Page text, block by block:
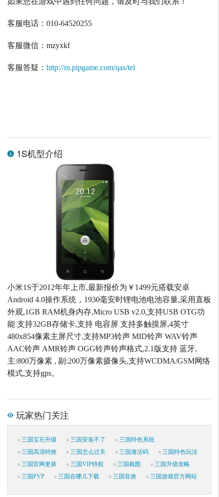
客服电话： 010-64520255
客服微信： mzyxkf
客服答疑： http://m.pipgame.com/qas/tel
1S机型介绍
小米1S于2012年年上市,最新报价为￥1499元搭载安卓
Android 4.0操作系统，1930毫安时锂电池电池容量,采用直板
外观,1GB RAM机身内存,Micro USB v2.0,支持USB OTG功
能 支持32GB存储卡,支持 电容屏 支持多触摸屏,4英寸
480x854像素主屏尺寸,支持MP3铃声 MID铃声 WAV铃声
AAC铃声 AMR铃声 OGG铃声铃声格式,2.1版支持 蓝牙,
主:800万像素 , 副:200万像素摄像头,支持WCDMA/GSM网络
模式,支持gps。
玩家热门关注
三国宝石升级 三国安装不了
三国特色系统
三国高清特效
三国怎么过关 三国激活码
三国特色玩法
三国官网更新
三国VIP特权 三国截图
三国升级攻略
三国PVP
三国在哪儿下载 三国音效 三国游戏官方网站